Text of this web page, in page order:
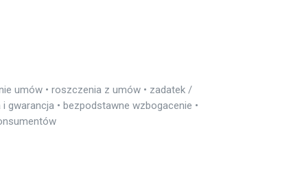
umów • roszczenia z umów • zadatek /
gwarancja • bezpodstawne wzbogacenie •